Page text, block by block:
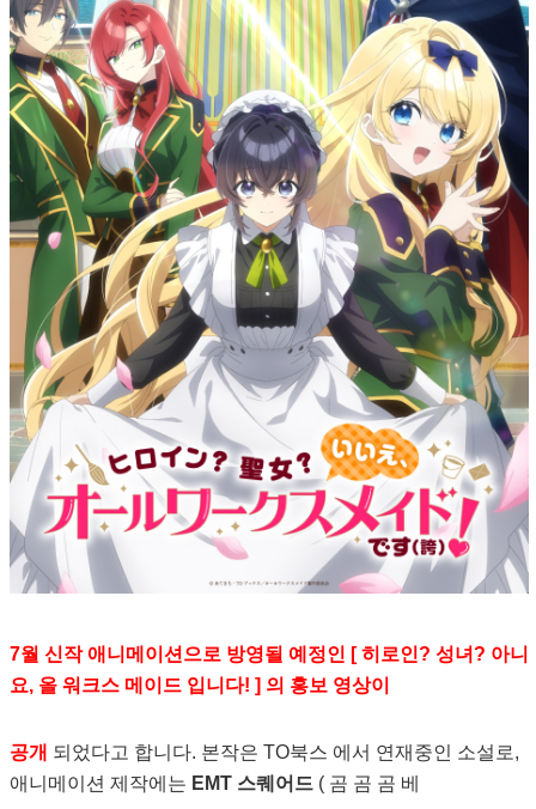
7월 신작 애니메이션으로 방영될 예정인 [ 히로인? 성녀? 아니
요, 올 워크스 메이드 입니다! ] 의 홍보 영상이
공개 되었다고 합니다. 본작은 TO북스 에서 연재중인 소설로,
애니메이션 제작에는 EMT 스퀘어드( 곰 곰 곰 베